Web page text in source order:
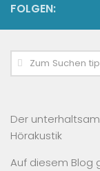
FOLGEN:
Der
Hörakustik
Auf diesem Blog